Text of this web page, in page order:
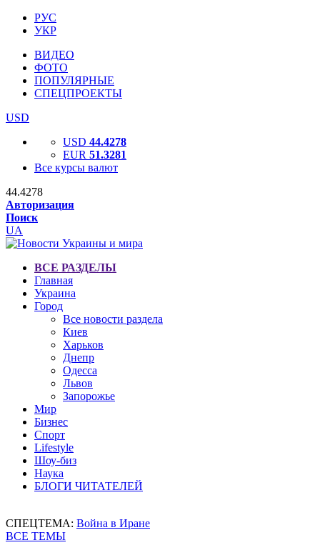
РУС
УКР
ВИДЕО
ФОТО
ПОПУЛЯРНЫЕ
СПЕЦПРОЕКТЫ
USD
USD 44.4278
EUR 51.3281
Все курсы валют
44.4278
Авторизация
Поиск
UA
ВСЕ РАЗДЕЛЫ
Главная
Украина
Город
Все новости раздела
Киев
Харьков
Днепр
Одесса
Львов
Запорожье
Мир
Бизнес
Спорт
Lifestyle
Шоу-биз
Наука
БЛОГИ ЧИТАТЕЛЕЙ
СПЕЦТЕМА: Война в Иране
ВСЕ ТЕМЫ